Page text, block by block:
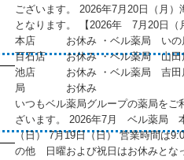
ございます。 2026年7月20日（月
となります。 【2026年 7月20日
本店 お休み ・ベル薬局 いの
百石店 お休み ・ベル薬局 山
池店 お休み ・ベル薬局 吉田
局 お休み
いつもベル薬局グループの薬局をご
ざいます。 2026年7月 ベル薬局
（日） 7月19日（日） 営業時間は
の他 日曜および祝日はお休みとな